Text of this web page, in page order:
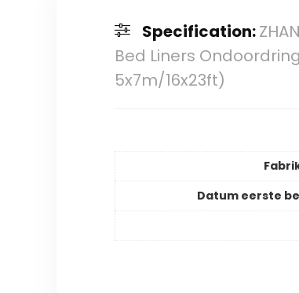
Specification:
Bed Liners
5x7m/16x23ft)
Datum eerste